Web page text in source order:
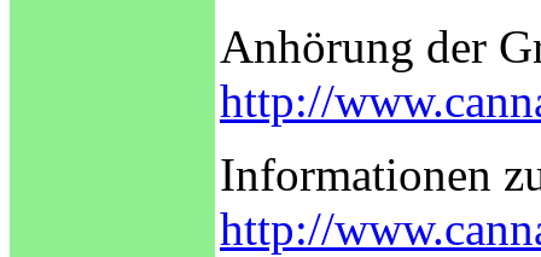
Anhörung der
http://
Informationen
http://